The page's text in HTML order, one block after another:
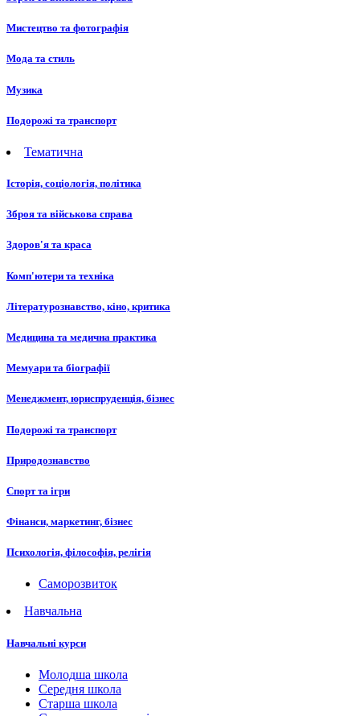
Мистецтво та фотографія
Мода та стиль
Музика
Подорожі та транспорт
Тематична
Історія, соціологія, політика
Зброя та військова справа
Здоров'я та краса
Комп'ютери та техніка
Літературознавство, кіно, критика
Медицина та медична практика
Мемуари та біографії
Менеджмент, юриспруденція, бізнес
Подорожі та транспорт
Природознавство
Спорт та ігри
Фінанси, маркетинг, бізнес
Психологія, філософія, релігія
Саморозвиток
Навчальна
Навчальні курси
Молодша школа
Середня школа
Старша школа